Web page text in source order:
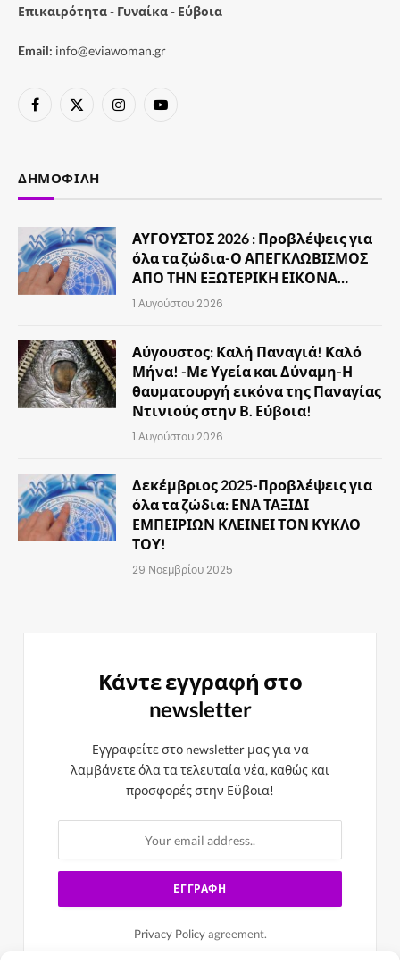
Επικαιρότητα - Γυναίκα - Εύβοια
Email: info@eviawoman.gr
Facebook
X
InstagramYouTube
ΔΗΜΟΦΙΛΉ
ΑΥΓΟΥΣΤΟΣ 2026 : Προβλέψεις για
όλα τα ζώδια-Ο ΑΠΕΓΚΛΩΒΙΣΜΟΣ
ΑΠΟ ΤΗΝ ΕΞΩΤΕΡΙΚΗ ΕΙΚΟΝΑ…
1 Αυγούστου 2026
Αύγουστος: Καλή Παναγιά! Καλό
Μήνα! -Με Υγεία και Δύναμη-Η
θαυματουργή εικόνα της Παναγίας
Ντινιούς στην Β. Εύβοια!
1 Αυγούστου 2026
Δεκέμβριος 2025-Προβλέψεις για
όλα τα ζώδια: ΕΝΑ ΤΑΞΙΔΙ
ΕΜΠΕΙΡΙΩΝ ΚΛΕΙΝΕΙ ΤΟΝ ΚΥΚΛΟ
ΤΟΥ!
29 Νοεμβρίου 2025
Κάντε εγγραφή στο
newsletter
Εγγραφείτε στο newsletter μας για να
λαμβάνετε όλα τα τελευταία νέα, καθώς και
προσφορές στην Εϋβοια!
Privacy Policyagreement.